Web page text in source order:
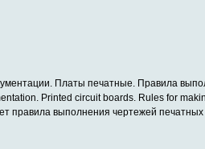
Платы печатные. Правила
Printed circuit boards. Rules for
правила выполнения чертежей